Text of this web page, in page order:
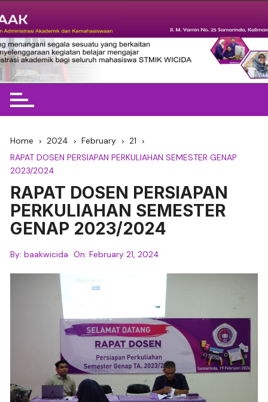
to
content
BAAK STMIK Widya Cipta
Dharma
Home 2024 February
21
RAPAT DOSEN PERSIAPAN PERKULIAHAN SEMESTER GENAP
2023/2024
RAPAT DOSEN PERSIAPAN
PERKULIAHAN SEMESTER
GENAP 2023/2024
By: baakwicida On:February 21, 2024